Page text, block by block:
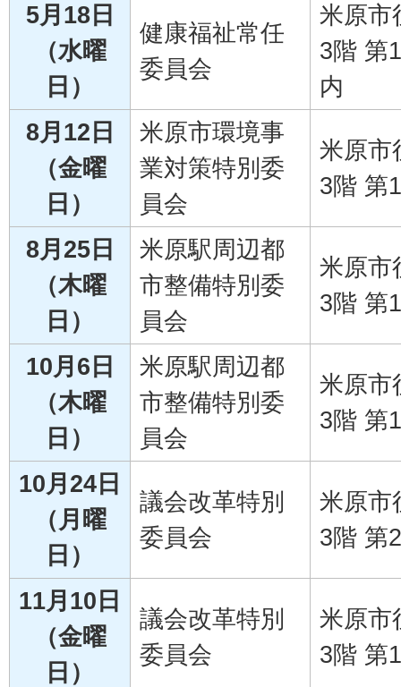
5月18日
（水曜
日）
健康福祉常任
委員会
米原市
3階 第
内
8月12日
（金曜
日）
米原市環境事
業対策特別委
員会
米原市
3階 第
8月25日
（木曜
日）
米原駅周辺都
市整備特別委
員会
米原市
3階 第
10月6日
（木曜
日）
米原駅周辺都
市整備特別委
員会
米原市
3階 第
10月24日
（月曜
日）
議会改革特別
委員会
米原市
3階 第
11月10日
（金曜
日）
議会改革特別
委員会
米原市
3階 第